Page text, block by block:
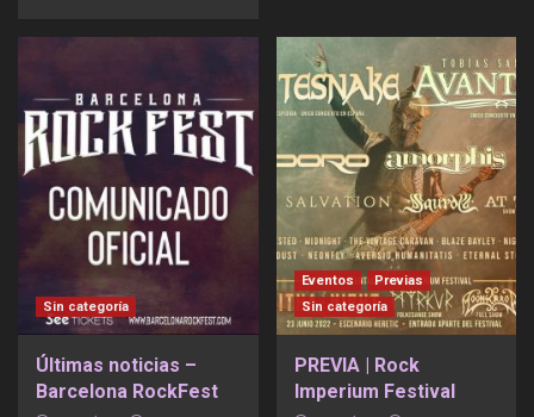
Sin categoría
Últimas noticias –
Barcelona RockFest
Eventos
Previas
Sin categoría
PREVIA | Rock
Imperium Festival